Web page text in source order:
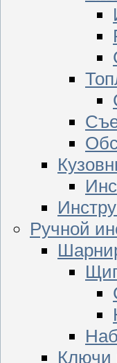
Ручной
Ключи